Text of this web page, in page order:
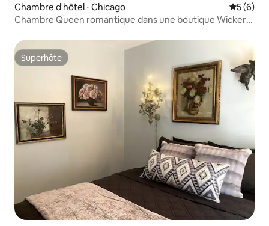
Chambre d'hôtel ⋅ Chicago
5 (6)
Chambre Queen romantique dans une boutique Wicker
Superhôte
Superhôte